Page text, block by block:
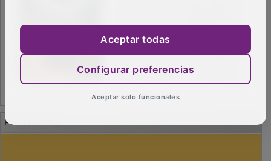
PUBLICIDAD
Aceptar todas
Configurar preferencias
Aceptar solo funcionales